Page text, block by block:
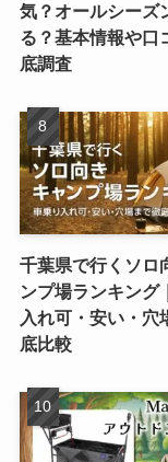
気？オールシーズ
る？基本情報や口
底調査
千葉県で行くソロ
ンプ場ランキング
入れ可・安い・穴
底比較